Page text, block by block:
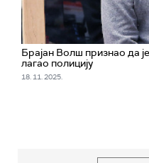
Брајан Волш признао да
лагао полицију
18. 11. 2025.